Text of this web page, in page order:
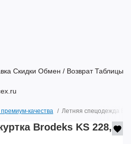
Скидки Обмен / Возврат Таблицы
качества Летняя спецодежда
Brodeks KS 228,